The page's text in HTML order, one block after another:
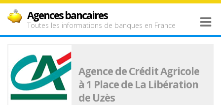
Agences bancaires
Toutes les informations de banques en France
Agence de Crédit Agricole
à 1 Place de La Libération
de Uzès